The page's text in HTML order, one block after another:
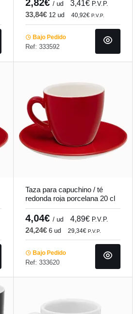
2,82€ / ud 3,41€ P.V.P.
33,84€ 12 ud 40,92€ P.V.P.
Bajo Pedido
Ref: 333592
Taza para capuchino / té
redonda roja porcelana 20 cl
Ø 9 cm Emotions Pro.mundi
4,04€ / ud 4,89€ P.V.P.
24,24€ 6 ud 29,34€ P.V.P.
Bajo Pedido
Ref: 333620